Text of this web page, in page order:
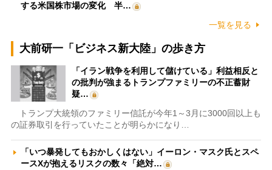
する米国株市場の変化 半…
一覧を見る
大前研一「ビジネス新大陸」の歩き方
「イラン戦争を利用して儲けている」利益相反と
の批判が強まるトランプファミリーの不正蓄財
疑…
トランプ大統領のファミリー信託が今年1～3月に3000回以上も
の証券取引を行っていたことが明らかになり…
「いつ暴発してもおかしくはない」イーロン・マスク氏とスペ
ースXが抱えるリスクの数々「絶対…